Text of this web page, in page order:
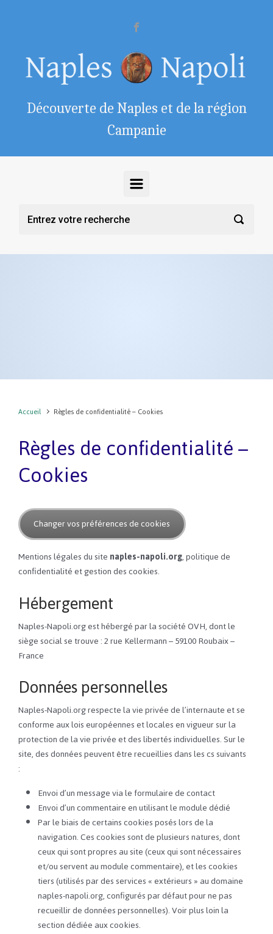
Découverte de Naples et de la région
Campanie
Accueil Règles de confidentialité – Cookies
Règles de confidentialité –
Cookies
Changer vos préférences de cookies
Mentions légales du sitenaples-napoli.org, politique de
confidentialité et gestion des cookies.
Hébergement
Naples-Napoli.org est hébergé par la société OVH, dont le
siège social se trouve : 2 rue Kellermann – 59100 Roubaix –
France
Données personnelles
Naples-Napoli.org respecte la vie privée de l’internaute et se
conforme aux lois européennes et locales en vigueur sur la
protection de la vie privée et des libertés individuelles. Sur le
site, des données peuvent être recueillies dans les cs suivants
:
Envoi d’un message via le formulaire de contact
Envoi d’un commentaire en utilisant le module dédié
Par le biais de certains cookies posés lors de la
navigation. Ces cookies sont de plusieurs natures, dont
ceux qui sont propres au site (ceux qui sont nécessaires
et/ou servent au module commentaire), et les cookies
tiers (utilisés par des services « extérieurs » au domaine
naples-napoli.org, configurés par défaut pour ne pas
recueillir de données personnelles). Voir plus loin la
section dédiée aux cookies.